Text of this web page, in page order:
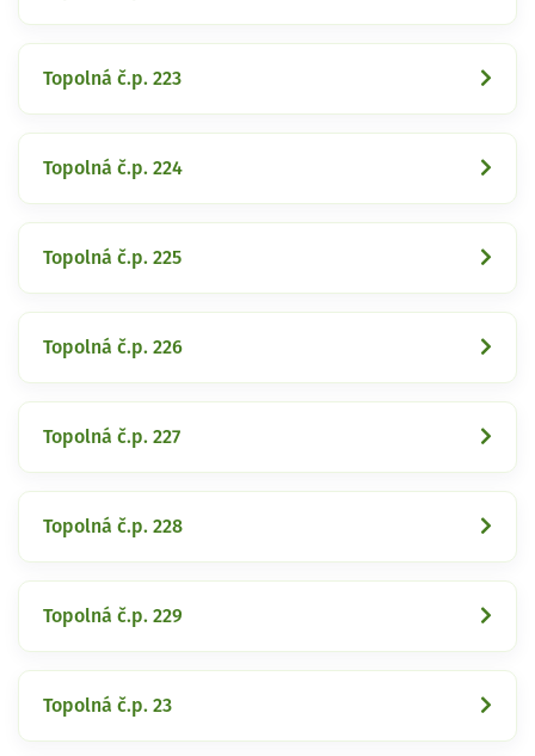
Topolná č.p. 223
Topolná č.p. 224
Topolná č.p. 225
Topolná č.p. 226
Topolná č.p. 227
Topolná č.p. 228
Topolná č.p. 229
Topolná č.p. 23